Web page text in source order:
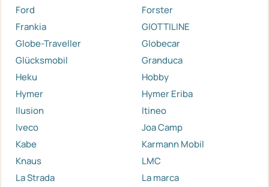
Ford
Forster
Frankia
GIOTTILINE
Globe-Traveller
Globecar
Glücksmobil
Granduca
Heku
Hobby
Hymer
Hymer Eriba
Ilusion
Itineo
Iveco
Joa Camp
Kabe
Karmann Mobil
Knaus
LMC
La Strada
La marca